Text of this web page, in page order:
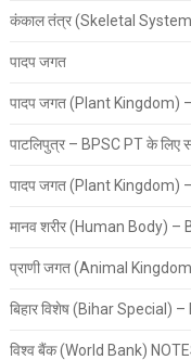
कंकाल तंत्र (Skeletal
पादप जगत
पादप जगत (Plant Kingdom) –
पाटलिपुत्र – BPSC PT के लिए
पादप जगत (Plant Kingdom) –
मानव शरीर (Human Body) –
प्राणी जगत (Animal
बिहार विशेष (Bihar Special) –
विश्व बैंक (World Bank)